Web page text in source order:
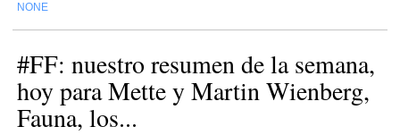
NONE
#FF: nuestro resumen de la semana,
hoy para Mette y Martin Wienberg,
Fauna, los...